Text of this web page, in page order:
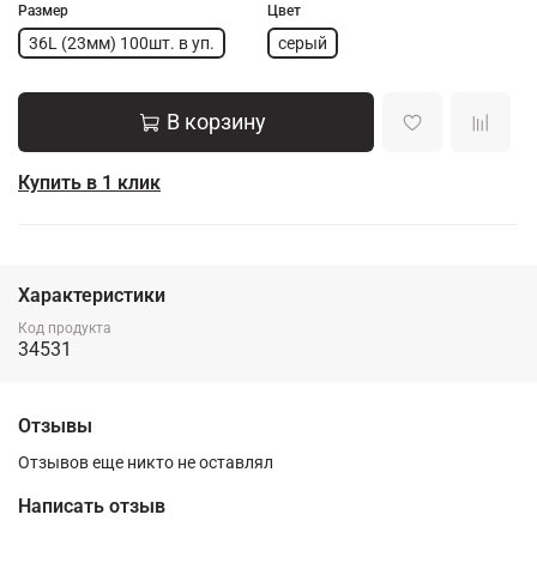
Размер
36L (23мм) 100шт. в уп.
Цвет
серый
В корзину
Купить в 1 клик
Характеристики
Код продукта
34531
Отзывы
Отзывов еще никто не оставлял
Написать отзыв